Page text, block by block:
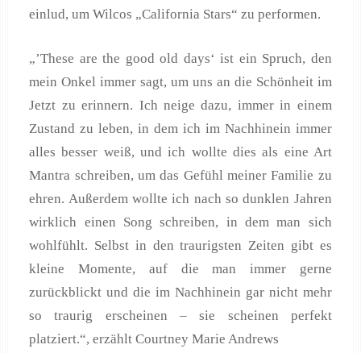
einlud, um Wilcos „California Stars“ zu performen.
„’These are the good old days‘ ist ein Spruch, den
mein Onkel immer sagt, um uns an die Schönheit im
Jetzt zu erinnern. Ich neige dazu, immer in einem
Zustand zu leben, in dem ich im Nachhinein immer
alles besser weiß, und ich wollte dies als eine Art
Mantra schreiben, um das Gefühl meiner Familie zu
ehren. Außerdem wollte ich nach so dunklen Jahren
wirklich einen Song schreiben, in dem man sich
wohlfühlt. Selbst in den traurigsten Zeiten gibt es
kleine Momente, auf die man immer gerne
zurückblickt und die im Nachhinein gar nicht mehr
so traurig erscheinen – sie scheinen perfekt
platziert.“, erzählt Courtney Marie Andrews